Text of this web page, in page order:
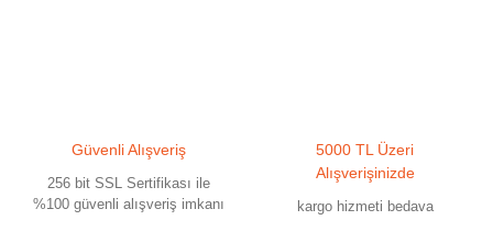
Güvenli Alışveriş
256 bit SSL Sertifikası ile
%100 güvenli alışveriş imkanı
5000 TL Üzeri
Alışverişinizde
kargo hizmeti bedava